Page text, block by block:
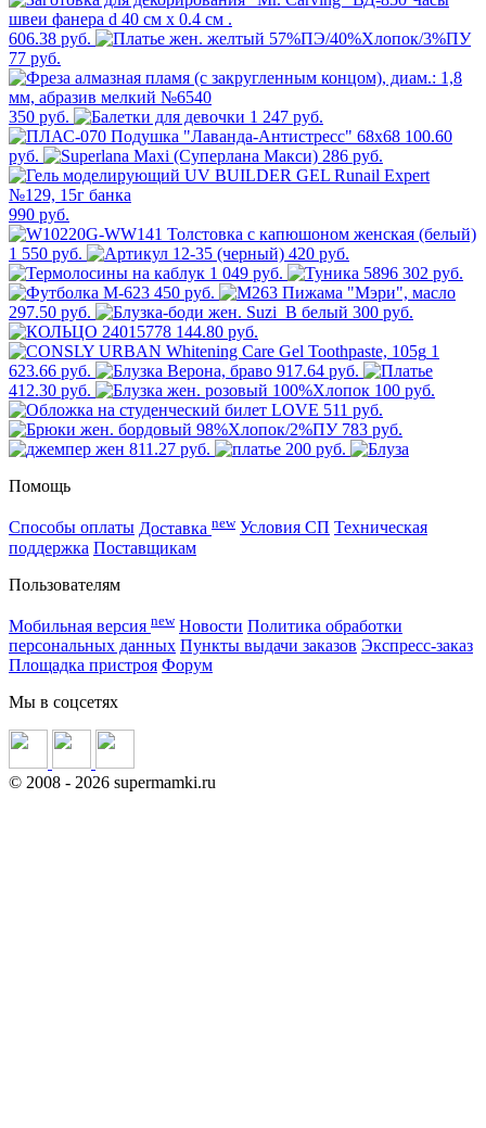
606.38 руб.
77 руб.
350 руб.
1 247 руб.
100.60
руб.
286 руб.
990 руб.
1 550 руб.
420 руб.
1 049 руб.
302 руб.
450 руб.
297.50 руб.
300 руб.
144.80 руб.
1
623.66 руб.
917.64 руб.
412.30 руб.
100 руб.
511 руб.
783 руб.
811.27 руб.
200 руб.
Помощь
Способы оплаты Доставка new Условия СП Техническая
поддержка Поставщикам
Пользователям
Мобильная версия new Новости Политика обработки
персональных данных Пункты выдачи заказов Экспресс-заказ
Площадка пристроя Форум
Мы в соцсетях
© 2008 - 2026 supermamki.ru